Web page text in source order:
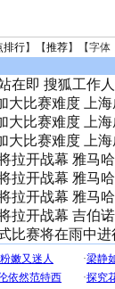
排行】【推荐】【字体
在即 搜狐工作
大比赛难度 上
大比赛难度 上
大比赛难度 上
拉开战幕 雅马
拉开战幕 雅马
拉开战幕 雅马
拉开战幕 吉伯
比赛将在雨中